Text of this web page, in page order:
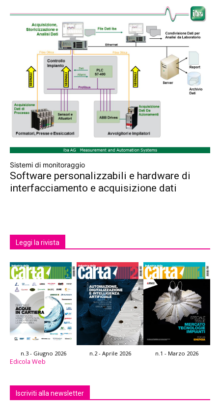
Sistemi di monitoraggio
Software personalizzabili e hardware di
interfacciamento e acquisizione dati
Leggi la rivista
n.3 - Giugno 2026 n.2 - Aprile 2026 n.1 - Marzo 2026
Edicola Web
Iscriviti alla newsletter